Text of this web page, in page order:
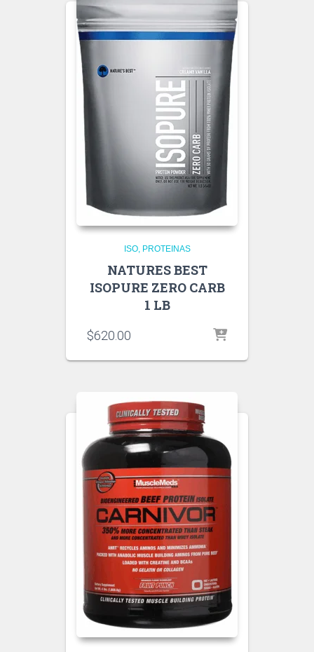
ISO PROTEINAS
NATURES BEST
ISOPURE ZERO CARB
1 LB
$620.00